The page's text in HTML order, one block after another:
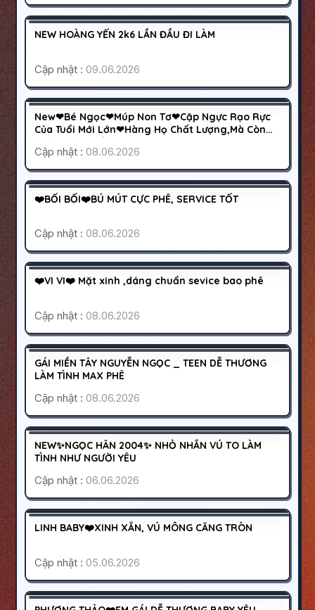
HOẠT ĐỘNG
NEW HOÀNG YẾN 2k6 LẦN ĐẦU ĐI LÀM
Cập nhật :09.06.2026
500K
HOẠT ĐỘNG
New❤Bé Ngọc❤Múp Non Tơ❤Cặp Ngực Rạo Rực
Của Tuổi Mới Lớn❤Hàng Họ Chất Lượng,Mà Còn
Cập nhật :08.06.2026
HOẠT ĐỘNG
❤️BỐI BỐI❤️BÚ MÚT CỰC PHÊ, SERVICE TỐT
Cập nhật :08.06.2026
600K
HOẠT ĐỘNG
❤️VI VI❤️ Mặt xinh ,dáng chuẩn sevice bao phê
Cập nhật :08.06.2026
500K
HOẠT ĐỘNG
GÁI MIỀN TÂY NGUYỄN NGỌC _ TEEN DỄ THƯƠNG
LÀM TÌNH MAX PHÊ
Cập nhật :08.06.2026
500K
HOẠT ĐỘNG
NEW✨NGỌC HÂN 2004✨ NHỎ NHẮN VÚ TO LÀM
TÌNH NHƯ NGƯỜI YÊU
Cập nhật :06.06.2026
500K
HOẠT ĐỘNG
LINH BABY❤️XINH XẮN, VÚ MÔNG CĂNG TRÒN
Cập nhật :05.06.2026